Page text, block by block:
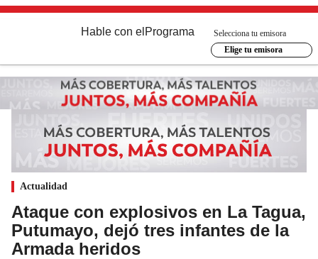
Hable con el Programa
Selecciona tu emisora
Elige tu emisora
Actualidad
Ataque con explosivos en La Tagua,
Putumayo, dejó tres infantes de la
Armada heridos